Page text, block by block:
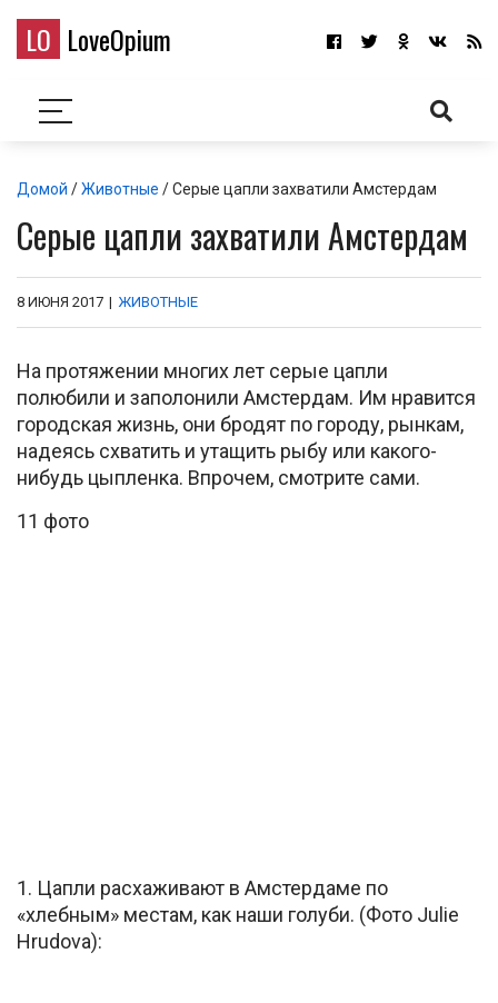
LO LoveOpium
Домой /Животные / Серые цапли захватили Амстердам
Серые цапли захватили Амстердам
8 ИЮНЯ 2017 | ЖИВОТНЫЕ
На протяжении многих лет серые цапли
полюбили и заполонили Амстердам. Им нравится
городская жизнь, они бродят по городу, рынкам,
надеясь схватить и утащить рыбу или какого-
нибудь цыпленка. Впрочем, смотрите сами.
11 фото
1. Цапли расхаживают в Амстердаме по
«хлебным» местам, как наши голуби. (Фото Julie
Hrudova):